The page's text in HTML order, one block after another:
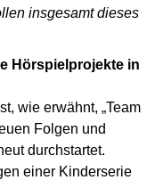
insgesamt dieses
Hörspielprojekte in
wie erwähnt, „Team
Folgen und
durchstartet.
einer Kinderserie